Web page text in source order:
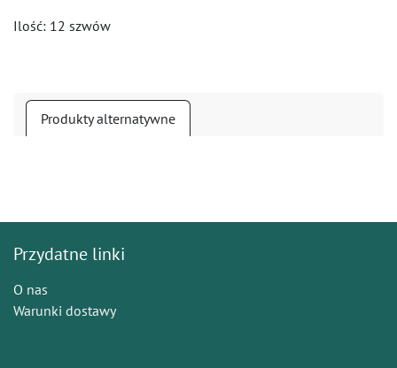
Ilość: 12 szwów
Produkty alternatywne
Przydatne linki
O nas
Warunki dostawy